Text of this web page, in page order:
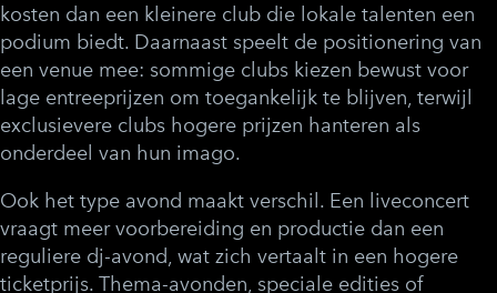
kosten dan een kleinere club die lokale talenten een
podium biedt. Daarnaast speelt de positionering van
een venue mee: sommige clubs kiezen bewust voor
lage entreeprijzen om toegankelijk te blijven, terwijl
exclusievere clubs hogere prijzen hanteren als
onderdeel van hun imago.
Ook het type avond maakt verschil. Een liveconcert
vraagt meer voorbereiding en productie dan een
reguliere dj-avond, wat zich vertaalt in een hogere
ticketprijs. Thema-avonden, speciale edities of